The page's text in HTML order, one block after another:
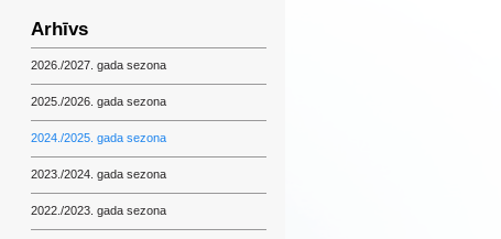
Arhīvs
2026./2027. gada sezona
2025./2026. gada sezona
2024./2025. gada sezona
2023./2024. gada sezona
2022./2023. gada sezona